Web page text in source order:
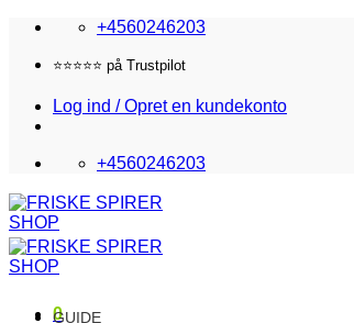
Fortsæt
indhold
+4560246203
Fri fragt i DK over 870,-
Log ind / Opret en kundekonto
+4560246203
0
GUIDE